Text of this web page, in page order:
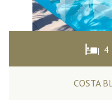
4
COSTA